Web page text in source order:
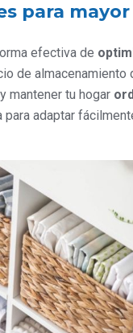
para
efectiva de
de
mantener tu hogar
adaptar